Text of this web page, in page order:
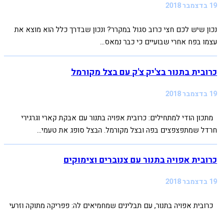
19 בדצמבר 2018
נכון שיש לכם חצי כרוב סגול במקרר? ונכון שבדרך כלל הוא מוצא את
עצמו בפח אחרי שבועיים כי כבר נמאס...
כרובית בתנור בצ'יק צ'ק עם בצל מקורמל
19 בדצמבר 2018
מתכון הודי למתחילים: כרובית אפויה בתנור עם אבקת קארי וגרגירי
חרדל שמתפצפצים בפה ובצל מקורמל. הבצל סופג את טעמי...
כרובית אפויה בתנור עם צנוברים וצימוקים
19 בדצמבר 2018
כרובית אפויה בתנור, עם תבלינים שמחמיאים לה: פפריקה מתוקה וזרעי